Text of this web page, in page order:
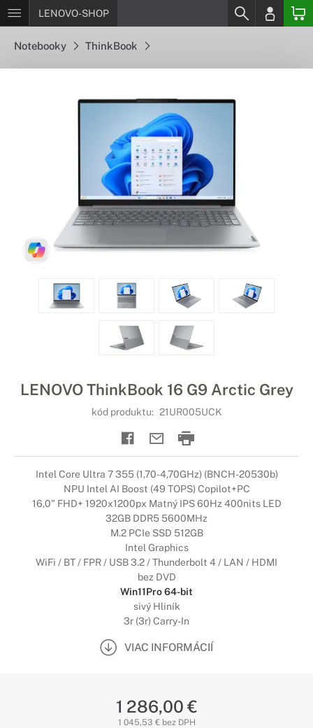
LENOVO-SHOP
Notebooky ThinkBook
LENOVO ThinkBook 16 G9 Arctic Grey
kód produktu: 21UR005UCK
Intel Core Ultra 7 355 (1,70-4,70GHz) (BNCH-20530b)
NPU Intel AI Boost (49 TOPS) Copilot+PC
16,0" FHD+ 1920x1200px Matný IPS 60Hz 400nits LED
32GB DDR5 5600MHz
M.2 PCIe SSD 512GB
Intel Graphics
WiFi / BT / FPR / USB 3.2 / Thunderbolt 4 / LAN / HDMI
bez DVD
Win11Pro 64-bit
sivý Hliník
3r (3r) Carry-In
VIAC INFORMÁCIÍ
1 286,00 €
1 045,53 € bez DPH